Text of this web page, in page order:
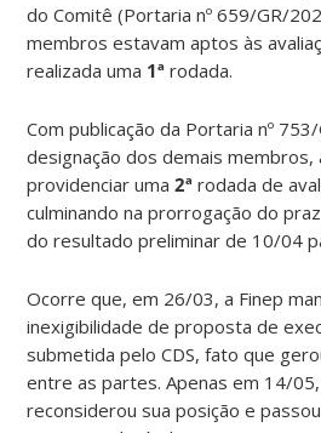
do Comitê (Portaria nº 659/GR/
membros estavam aptos às
realizada uma 1ª rodada.
Com publicação da Portaria nº
designação dos demais
providenciar uma2ª rodada de
culminando na prorrogação do
do resultado preliminar de 10/04
Ocorre que, em 26/03, a Finep
inexigibilidade de proposta de
submetida pelo CDS, fato que
entre as partes. Apenas em 14/05,
reconsiderou sua posição e